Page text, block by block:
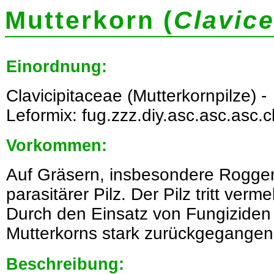
Mutterkorn (
Einordnung:
Clavicipitaceae (Mutterkornpilze) -
Leformix:
Vorkommen:
Auf Gräsern, insbesondere
parasitärer Pilz. Der Pilz tritt
Durch den Einsatz von
Mutterkorns stark
Beschreibung: